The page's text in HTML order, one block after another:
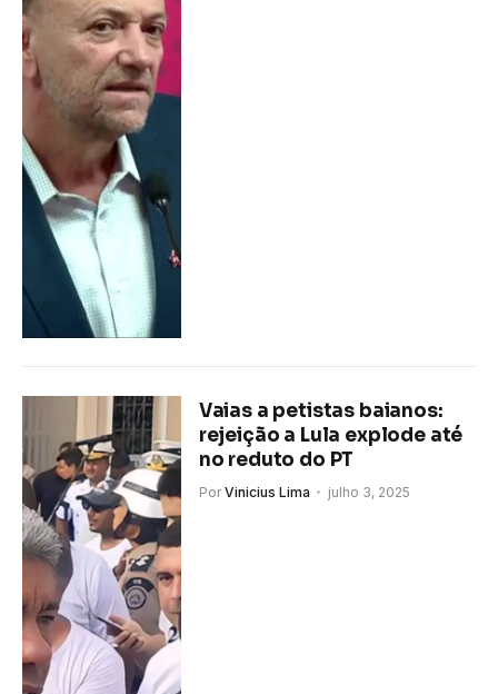
Vaias a petistas baianos:
rejeição a Lula explode até
no reduto do PT
Por Vinicius Lima julho 3, 2025